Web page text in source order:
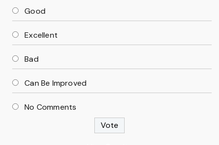
Good
Excellent
Bad
Can Be Improved
No Comments